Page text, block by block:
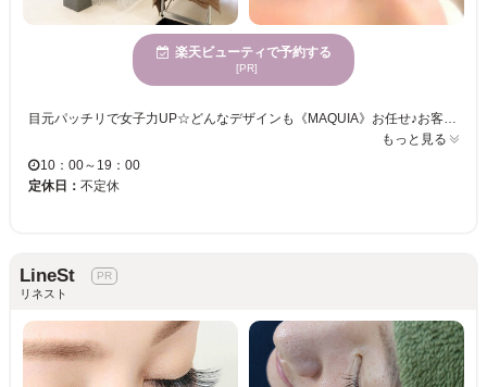
楽天ビューティで予約する
[PR]
目元パッチリで女子力UP☆どんなデザインも《MAQUIA》お任せ♪お客様のお仕事や普段の生活に合わせて、ナチュラルからボリュームUPまでプロがご提案致します！！エクステの種類が豊富＆高技術者の施術で満足度は◎“モチの良さ＆リーズナブルな価格”も自慢なので、『パッチリeye』がずっと続く★《MAQUIA》で輝く目元を手に入れてみませんか♪？
もっと見る
10：00～19：00
定休日： 不定休
LineSt
リネスト